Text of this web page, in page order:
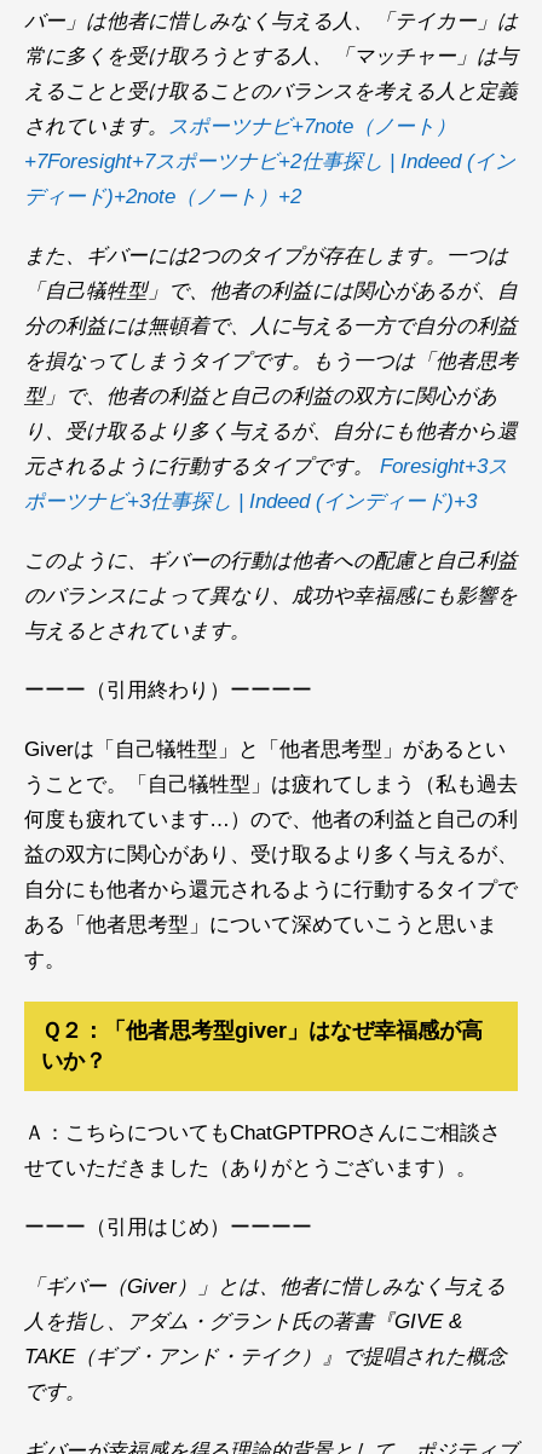
バー」は他者に惜しみなく与える人、「テイカー」は
常に多くを受け取ろうとする人、「マッチャー」は与
えることと受け取ることのバランスを考える人と定義
されています。​ スポーツナビ+7note（ノート）
+7Foresight+7スポーツナビ+2仕事探し | Indeed (イン
ディード)+2note（ノート）+2
また、ギバーには2つのタイプが存在します。​一つは
「自己犠牲型」で、他者の利益には関心があるが、自
分の利益には無頓着で、人に与える一方で自分の利益
を損なってしまうタイプです。​もう一つは「他者思考
型」で、他者の利益と自己の利益の双方に関心があ
り、受け取るより多く与えるが、自分にも他者から還
元されるように行動するタイプです。 ​ Foresight+3ス
ポーツナビ+3仕事探し | Indeed (インディード)+3
このように、ギバーの行動は他者への配慮と自己利益
のバランスによって異なり、成功や幸福感にも影響を
与えるとされています。
ーーー（引用終わり）ーーーー
Giverは​「自己犠牲型」と「他者思考型」があるとい
うことで。「自己犠牲型」は疲れてしまう（私も過去
何度も疲れています…）ので、他者の利益と自己の利
益の双方に関心があり、受け取るより多く与えるが、
自分にも他者から還元されるように行動するタイプで
ある「他者思考型」について深めていこうと思いま
す。
Ｑ２：「他者思考型giver」はなぜ幸福感が高
いか？
Ａ：こちらについてもChatGPTPROさんにご相談さ
せていただきました（ありがとうございます）。
ーーー（引用はじめ）ーーーー
「ギバー（Giver）」とは、他者に惜しみなく与える
人を指し、アダム・グラント氏の著書『GIVE &
TAKE（ギブ・アンド・テイク）』で提唱された概念
です。 ​